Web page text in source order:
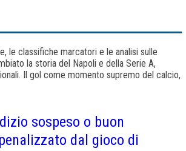
le classifiche marcatori e le analisi sulle
la storia del Napoli e della Serie A,
Il gol come momento supremo del calcio,
sospeso o buon
dal gioco di